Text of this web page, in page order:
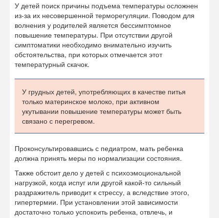
У детей поиск причины подъема температуры осложнен
из-за их несовершенной терморегуляции. Поводом для
волнения у родителей является бессимптомное
повышение температуры. При отсутствии другой
симптоматики необходимо внимательно изучить
обстоятельства, при которых отмечается этот
температурный скачок.
У грудных детей, употребляющих в качестве питья
только материнское молоко, при активном
укутывании повышение температуры может быть
связано с перегревом.
Проконсультировавшись с педиатром, мать ребенка
должна принять меры по нормализации состояния.
Также обстоит дело у детей с психоэмоциональной
нагрузкой, когда испуг или другой какой-то сильный
раздражитель приводит к стрессу, а вследствие этого,
гипертермии. При установлении этой зависимости
достаточно только успокоить ребенка, отвлечь, и